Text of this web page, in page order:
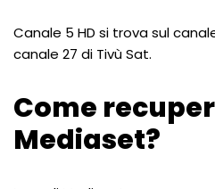
Canale 5 HD si trova sul
canale 27 di Tivù Sat.
Come
Mediaset?